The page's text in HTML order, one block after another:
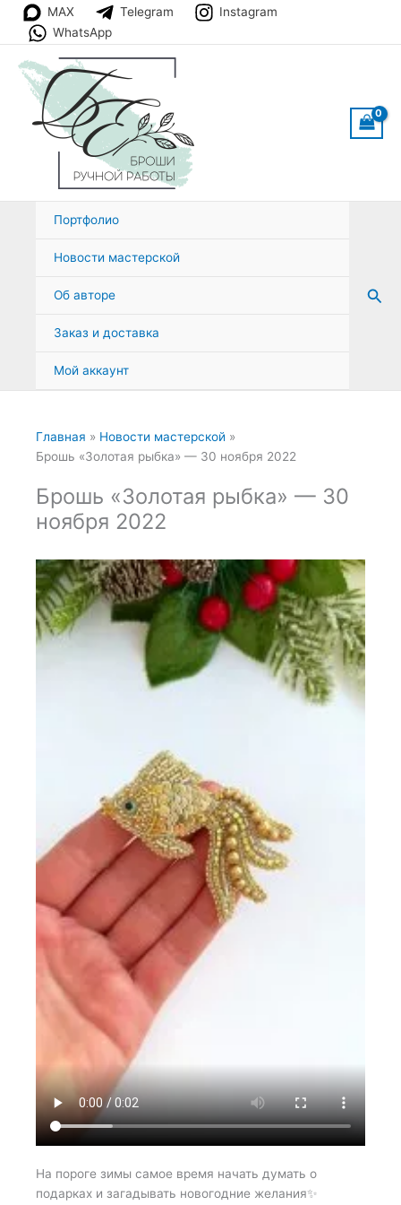
Перейти
содержимому
MAX Telegram
Instagram
WhatsApp
Портфолио
Новости мастерской
Об авторе
Заказ и доставка
Мой аккаунт
Главная
Новости мастерской
Брошь «Золотая рыбка» — 30 ноября 2022
Брошь «Золотая рыбка» — 30
ноября 2022
На пороге зимы самое время начать думать о
подарках и загадывать новогодние желания✨